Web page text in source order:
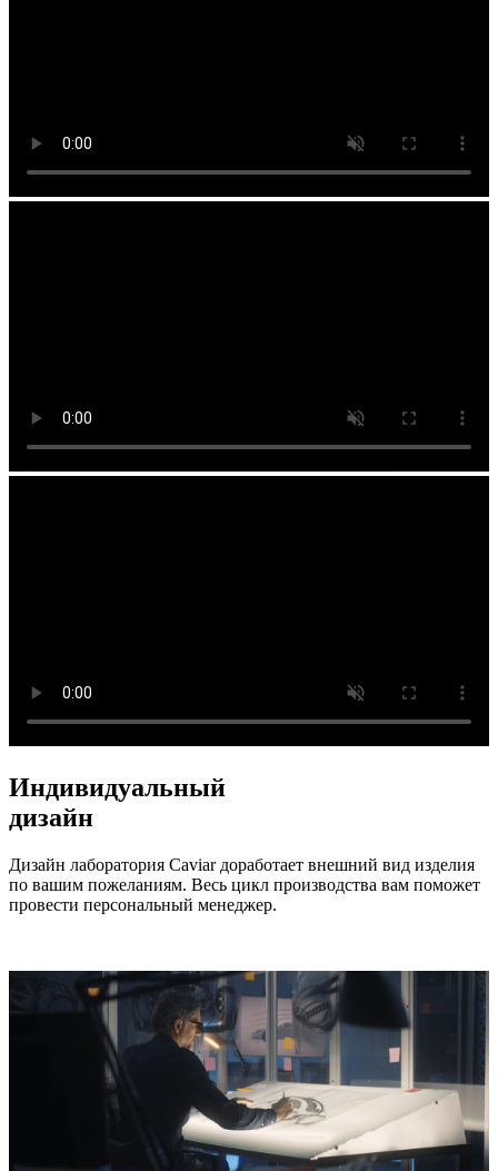
Индивидуальный
дизайн
Дизайн лаборатория Caviar доработает внешний вид изделия
по вашим пожеланиям. Весь цикл производства вам поможет
провести персональный менеджер.